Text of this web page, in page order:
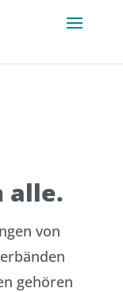
alle.
von
gehören